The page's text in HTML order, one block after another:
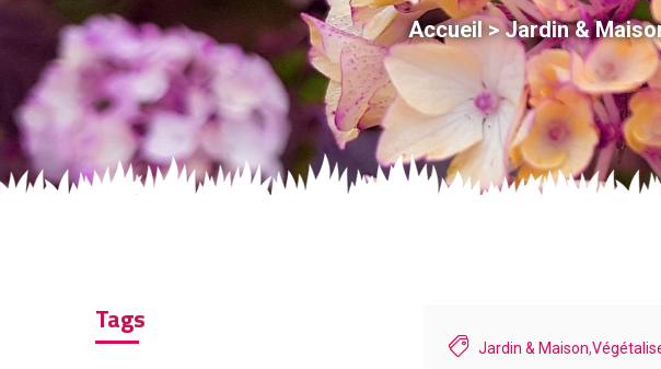
Accueil>Jardin &
Jardin & Maison,
Tags